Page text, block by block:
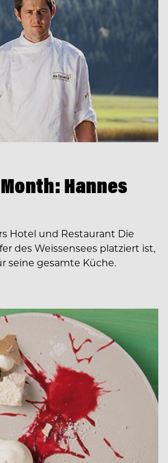
Hannes
Hotel und Restaurant Die
des Weissensees platziert ist,
seine gesamte Küche.